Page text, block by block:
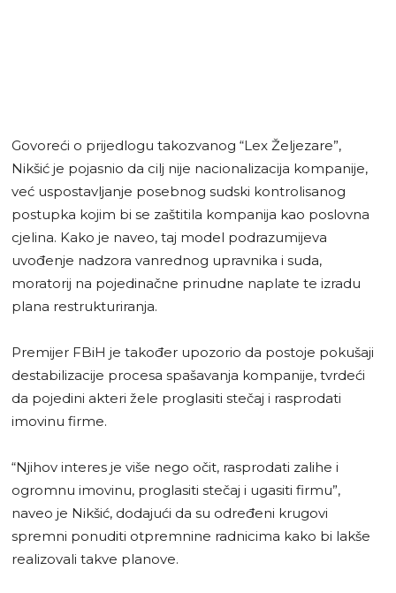
Govoreći o prijedlogu takozvanog “Lex Željezare”,
Nikšić je pojasnio da cilj nije nacionalizacija kompanije,
već uspostavljanje posebnog sudski kontrolisanog
postupka kojim bi se zaštitila kompanija kao poslovna
cjelina. Kako je naveo, taj model podrazumijeva
uvođenje nadzora vanrednog upravnika i suda,
moratorij na pojedinačne prinudne naplate te izradu
plana restrukturiranja.
Premijer FBiH je također upozorio da postoje pokušaji
destabilizacije procesa spašavanja kompanije, tvrdeći
da pojedini akteri žele proglasiti stečaj i rasprodati
imovinu firme.
“Njihov interes je više nego očit, rasprodati zalihe i
ogromnu imovinu, proglasiti stečaj i ugasiti firmu”,
naveo je Nikšić, dodajući da su određeni krugovi
spremni ponuditi otpremnine radnicima kako bi lakše
realizovali takve planove.